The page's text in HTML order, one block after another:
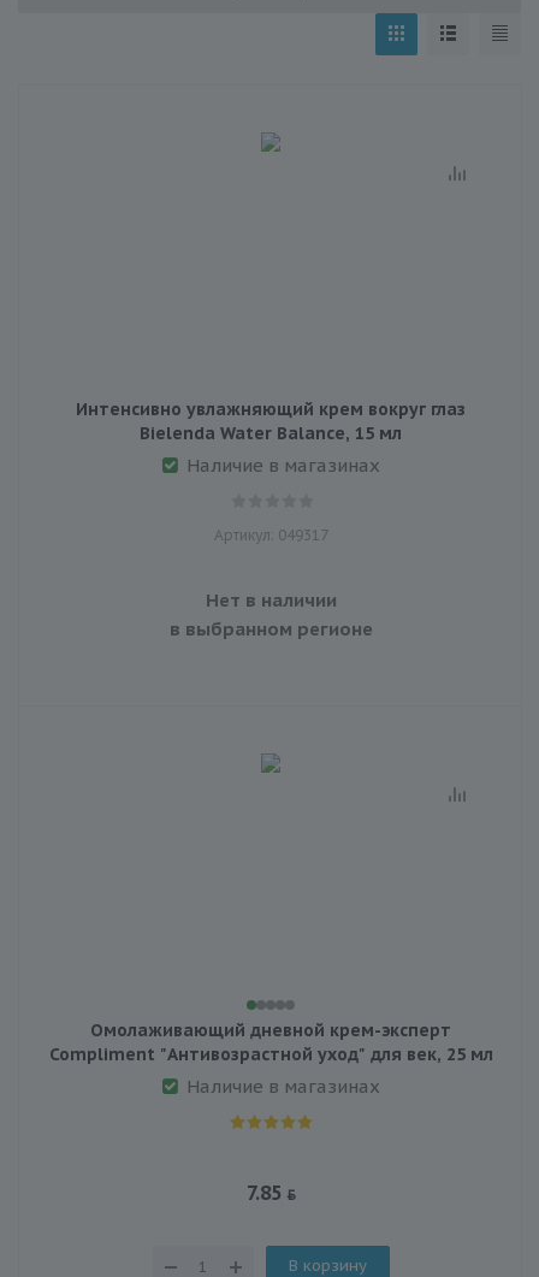
Интенсивно увлажняющий крем вокруг глаз
Bielenda Water Balance, 15 мл
Наличие в магазинах
Артикул: 049317
Нет в наличии
в выбранном регионе
Омолаживающий дневной крем-эксперт
Compliment "Антивозрастной уход" для век, 25 мл
Наличие в магазинах
7.85
В корзину